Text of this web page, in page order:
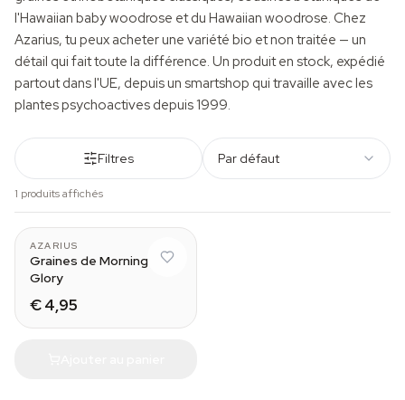
l'Hawaiian baby woodrose et du Hawaiian woodrose. Chez
Azarius, tu peux acheter une variété bio et non traitée — un
détail qui fait toute la différence. Un produit en stock, expédié
partout dans l'UE, depuis un smartshop qui travaille avec les
plantes psychoactives depuis 1999.
Filtres Par défaut
1 produits affichés
AZARIUS
Graines de Morning
Glory
€ 4,95